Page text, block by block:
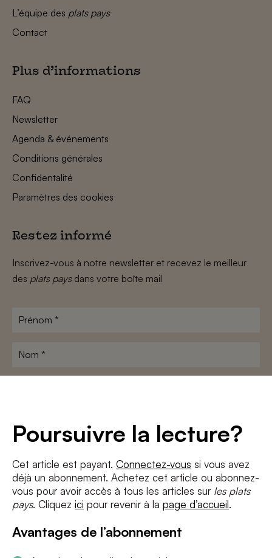
Poursuivre la lecture?
Cet article est payant. Connectez-vous si vous avez
déjà un abonnement. Achetez cet article ou abonnez-
vous pour avoir accès à tous les articles sur les plats
pays. Cliquez ici pour revenir à la page d’accueil.
Avantages de l’abonnement
L’équipe des plats pays
Contact
Plus d’informations
FAQ
Newsletter
Agenda & événements
Conditions générales
Confidentalité
Paramètres des cookies
Restez informé
Inscrivez-vous à notre newsletter et recevez le meilleur
des plats paysdans votre boîte mail
Prénom
Nom
J'accepte les termes et conditions etla politique de confidentialité
S'INSCRIRE